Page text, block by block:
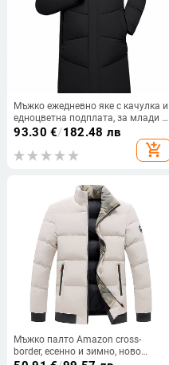
Мъжко ежедневно яке с качулка и
едноцветна подплата, за млади и
мъже на средна възраст, зима
2024, ново памучно палто, зимни
дрехи, бащино памучно яке
93.30 €/182.48 лв
add_shopping_cart
Мъжко палто Amazon cross-
border, есенно и зимно, ново